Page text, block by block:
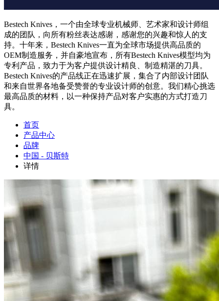
Bestech Knives，一个由全球专业机械师、艺术家和设计师组
成的团队，向所有粉丝表达感谢，感谢您的兴趣和惊人的支
持。十年来，Bestech Knives一直为全球市场提供高品质的
OEM制造服务，并自豪地宣布，所有Bestech Knives模型均为
专利产品，致力于为客户提供设计精良、制造精湛的刀具。
Bestech Knives的产品线正在迅速扩展，集合了内部设计团队
和来自世界各地备受赞誉的专业设计师的创意。我们精心挑选
最高品质的材料，以一种保持产品对客户实惠的方式打造刀
具。
首页
产品中心
品牌
中国 - 贝斯特
详情